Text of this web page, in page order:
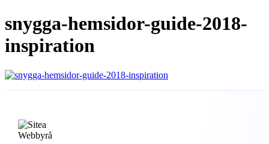
snygga-hemsidor-guide-2018-
inspiration